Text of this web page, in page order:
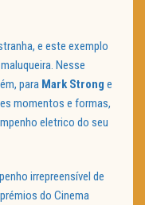
e este exemplo
Nesse
para Mark Strong e
momentos e formas,
eletrico do seu
irrepreensível de
do Cinema